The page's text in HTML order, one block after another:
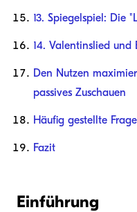
13. Spiegelspiel: Die
14. Valentinslied und
Den Nutzen
passives Zuschauen
Häufig gestellte
Fazit
Einführung